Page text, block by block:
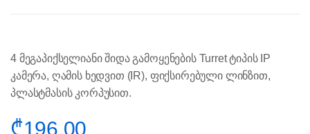
4 მეგაპიქსელიანი შიდა გამოყენების Turret ტიპის IP
კამერა, ღამის ხედვით (IR), ფიქსირებული ლინზით,
პლასტმასის კორპუსით.
₾196.00